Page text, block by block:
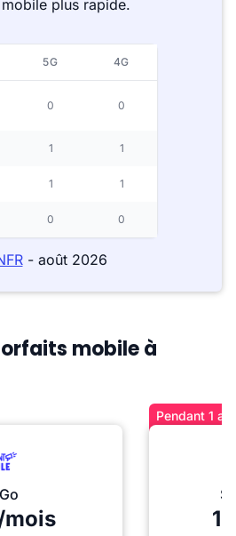
plus rapide.
5G 4G
0 0
1 1
1 1
0 0
- août 2026
mobile à
Pendant 1